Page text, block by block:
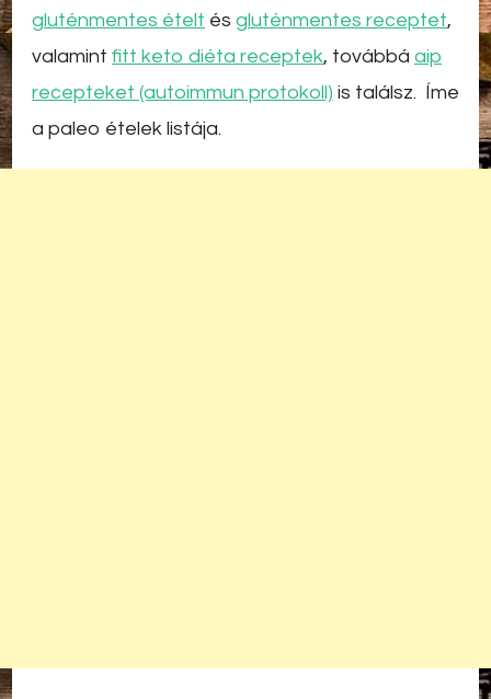
gluténmentes ételt és gluténmentes receptet,
valamint fitt keto diéta receptek, továbbá aip
recepteket (autoimmun protokoll) is találsz. Íme
a paleo ételek listája.